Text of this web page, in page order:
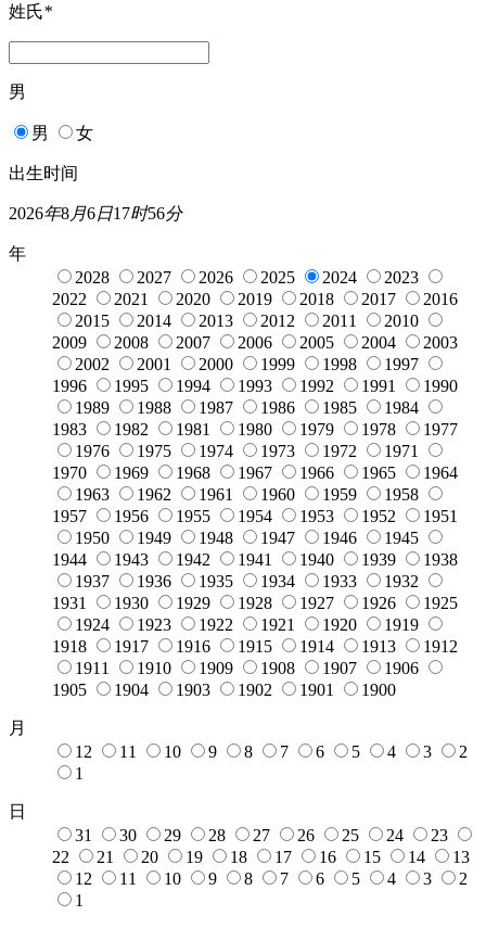
姓氏*
男
男 女
出生时间
2026年8月6日17时56分
年
2028
2027 2026 2025 2024
2023
2022
2021 2020 2019 2018 2017
2016
2015
2014 2013 2012 2011
2010
2009
2008 2007 2006 2005 2004
2003
2002
2001 2000 1999 1998
1997
1996
1995 1994 1993 1992 1991
1990
1989
1988 1987 1986 1985
1984
1983
1982 1981 1980 1979 1978
1977
1976
1975 1974 1973 1972
1971
1970
1969 1968 1967 1966 1965
1964
1963
1962 1961 1960 1959
1958
1957
1956 1955 1954 1953 1952
1951
1950
1949 1948 1947 1946
1945
1944
1943 1942 1941 1940 1939
1938
1937
1936 1935 1934 1933
1932
1931
1930 1929 1928 1927 1926
1925
1924
1923 1922 1921 1920
1919
1918
1917 1916 1915 1914 1913
1912
1911
1910 1909 1908 1907
1906
1905
1904 1903 1902 1901 1900
月
12
11 10 9 8 7 6 5 4 3
2
1
日
31
30 29 28 27 26 25 24
23
22
21 20 19 18 17 16 15 14
13
12
11 10 9 8 7 6 5 4 3
2
1